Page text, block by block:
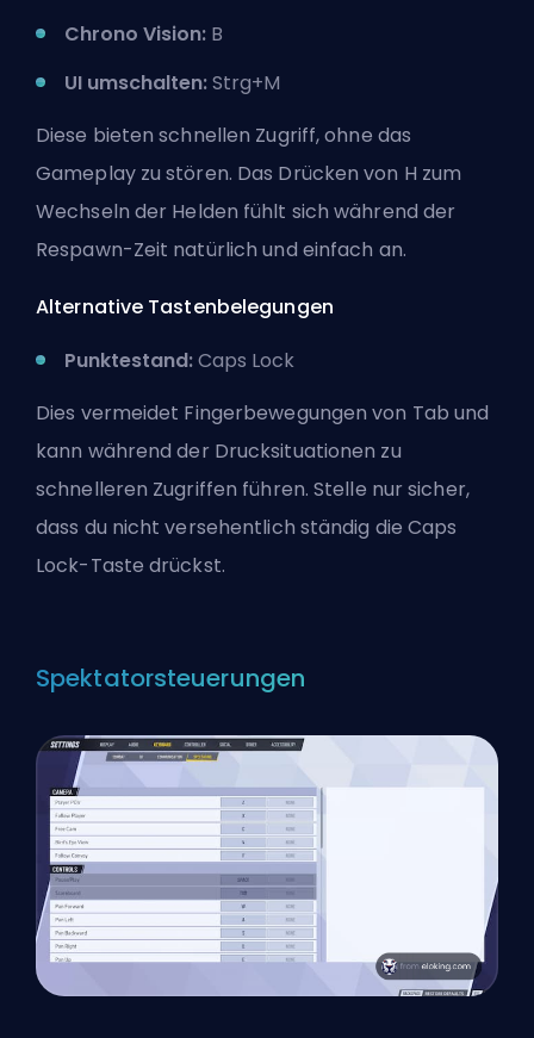
Chrono Vision: B
UI umschalten:Strg+M
Diese bieten schnellen Zugriff, ohne das
Gameplay zu stören. Das Drücken von H zum
Wechseln der Helden fühlt sich während der
Respawn-Zeit natürlich und einfach an.
Alternative Tastenbelegungen
Punktestand:Caps Lock
Dies vermeidet Fingerbewegungen von Tab und
kann während der Drucksituationen zu
schnelleren Zugriffen führen. Stelle nur sicher,
dass du nicht versehentlich ständig die Caps
Lock-Taste drückst.
Spektatorsteuerungen